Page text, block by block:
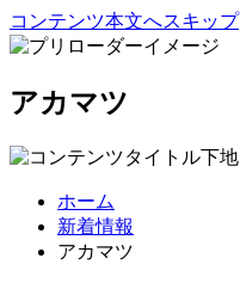
コンテンツ本文へスキップ
アカマツ
ホーム
新着情報
アカマツ